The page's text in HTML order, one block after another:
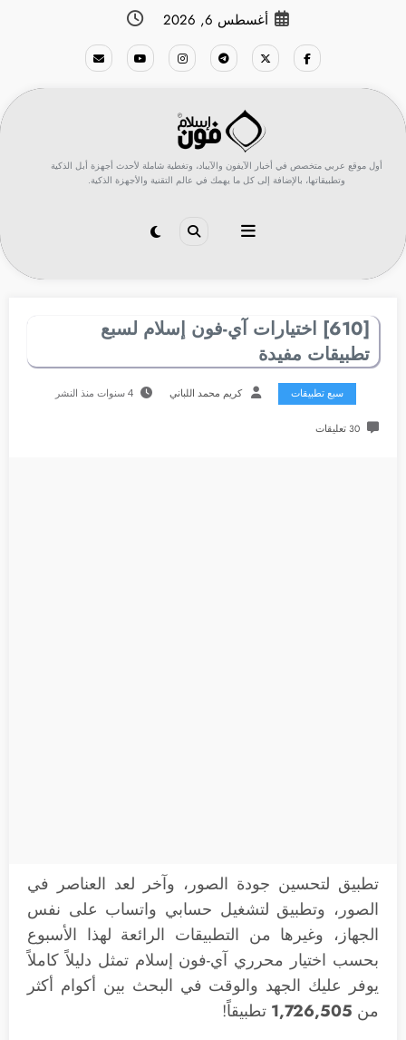
أغسطس 6, 2026
أول موقع عربي متخصص في أخبار الآيفون والآيباد، وتغطية شاملة لأحدث أجهزة أبل الذكية
وتطبيقاتها، بالإضافة إلى كل ما يهمك في عالم التقنية والأجهزة الذكية.
[610] اختيارات آي-فون إسلام لسبع
تطبيقات مفيدة
سبع تطبيقات كريم محمد اللباني 4 سنوات منذ النشر
30 تعليقات
تطبيق لتحسين جودة الصور، وآخر لعد العناصر في
الصور، وتطبيق لتشغيل حسابي واتساب على نفس
الجهاز، وغيرها من التطبيقات الرائعة لهذا الأسبوع
بحسب اختيار محرري آي-فون إسلام تمثل دليلاً كاملاً
يوفر عليك الجهد والوقت في البحث بين أكوام أكثر
من
تطبيقاً!